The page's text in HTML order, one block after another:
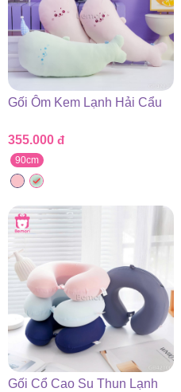
Gối Ôm Kem Lạnh Hải Cẩu
355.000 đ
90cm
Gối Cổ Cao Su Thun Lạnh